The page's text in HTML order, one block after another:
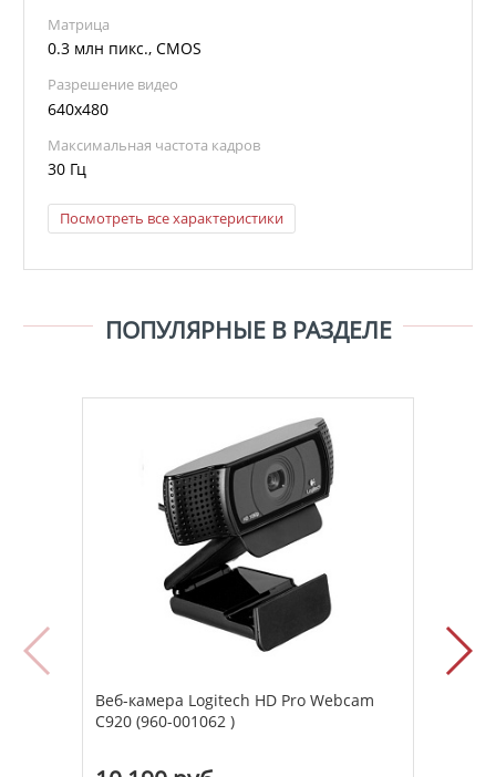
Матрица
0.3 млн пикс., CMOS
Разрешение видео
640x480
Максимальная частота кадров
30 Гц
Посмотреть все характеристики
ПОПУЛЯРНЫЕ В РАЗДЕЛЕ
Веб-камера Logitech HD Pro Webcam
C920 (960-001062 )